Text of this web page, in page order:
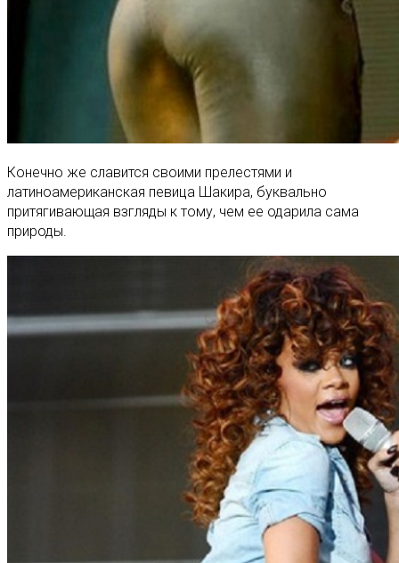
Конечно же славится своими прелестями и
латиноамериканская певица Шакира, буквально
притягивающая взгляды к тому, чем ее одарила сама
природы.